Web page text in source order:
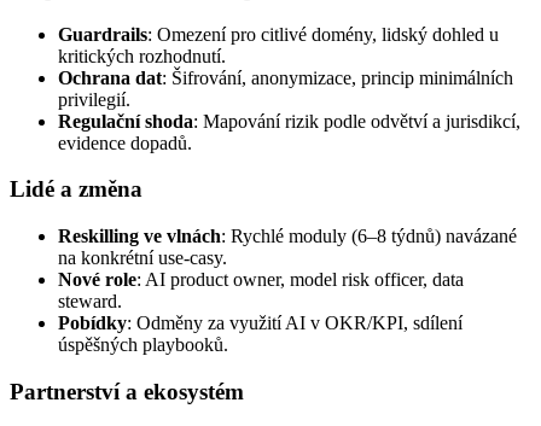
Guardrails: Omezení pro citlivé domény, lidský dohled u
kritických rozhodnutí.
Ochrana dat: Šifrování, anonymizace, princip minimálních
privilegií.
Regulační shoda: Mapování rizik podle odvětví a jurisdikcí,
evidence dopadů.
Lidé a změna
Reskilling ve vlnách: Rychlé moduly (6–8 týdnů) navázané
na konkrétní use‑casy.
Nové role: AI product owner, model risk officer, data
steward.
Pobídky: Odměny za využití AI v OKR/KPI, sdílení
úspěšných playbooků.
Partnerství a ekosystém